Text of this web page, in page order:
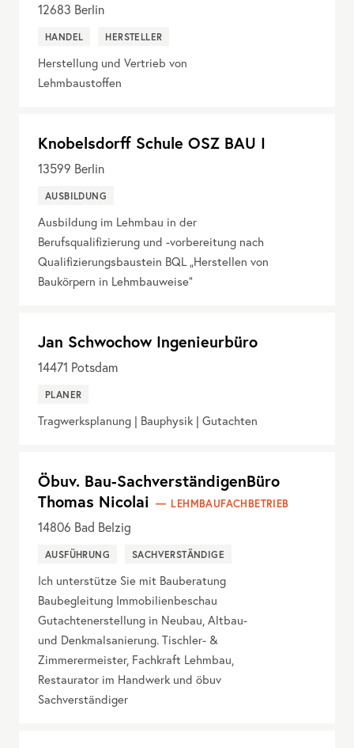
12683 Berlin
HANDEL HERSTELLER
Herstellung und Vertrieb von
Lehmbaustoffen
Knobelsdorff Schule OSZ BAU I
13599 Berlin
AUSBILDUNG
Ausbildung im Lehmbau in der
Berufsqualifizierung und -vorbereitung nach
Qualifizierungsbaustein BQL „Herstellen von
Baukörpern in Lehmbauweise“
Jan Schwochow Ingenieurbüro
14471 Potsdam
PLANER
Tragwerksplanung | Bauphysik | Gutachten
Öbuv. Bau-SachverständigenBüro
Thomas Nicolai
LEHMBAUFACHBETRIEB
14806 Bad Belzig
AUSFÜHRUNG SACHVERSTÄNDIGE
Ich unterstütze Sie mit Bauberatung
Baubegleitung Immobilienbeschau
Gutachtenerstellung in Neubau, Altbau-
und Denkmalsanierung. Tischler- &
Zimmerermeister, Fachkraft Lehmbau,
Restaurator im Handwerk und öbuv
Sachverständiger